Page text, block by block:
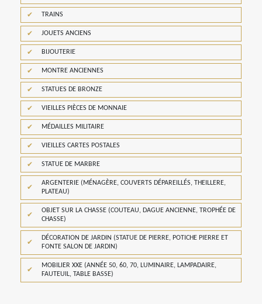
TRAINS
JOUETS ANCIENS
BIJOUTERIE
MONTRE ANCIENNES
STATUES DE BRONZE
VIEILLES PIÈCES DE MONNAIE
MÉDAILLES MILITAIRE
VIEILLES CARTES POSTALES
STATUE DE MARBRE
ARGENTERIE (MÉNAGÈRE, COUVERTS DÉPAREILLÉS, THEILLERE,
PLATEAU)
OBJET SUR LA CHASSE (COUTEAU, DAGUE ANCIENNE, TROPHÉE DE
CHASSE)
DÉCORATION DE JARDIN (STATUE DE PIERRE, POTICHE PIERRE ET
FONTE SALON DE JARDIN)
MOBILIER XXE (ANNÉE 50, 60, 70, LUMINAIRE, LAMPADAIRE,
FAUTEUIL, TABLE BASSE)